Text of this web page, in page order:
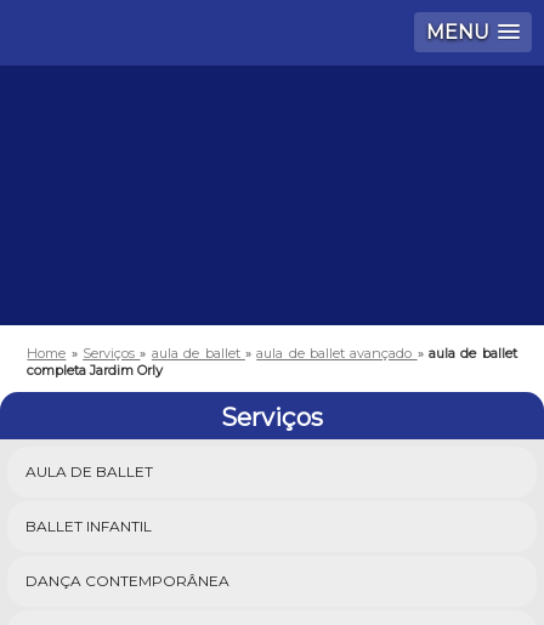
MENU
Home » Serviços» aula de ballet »aula de ballet avançado » aula de ballet
completa Jardim Orly
Serviços
AULA DE BALLET
BALLET INFANTIL
DANÇA CONTEMPORÂNEA